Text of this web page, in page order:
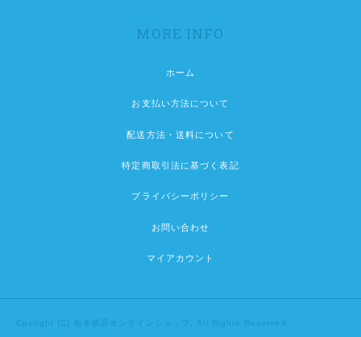
MORE INFO
ホーム
お支払い方法について
配送方法・送料について
特定商取引法に基づく表記
プライバシーポリシー
お問い合わせ
マイアカウント
Cpyright (C) 松本紙店オンラインショップ. All Rights Reserved.